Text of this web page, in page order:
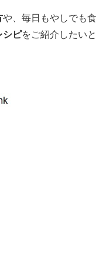
や、毎日もやしでも食
シピをご紹介したいと